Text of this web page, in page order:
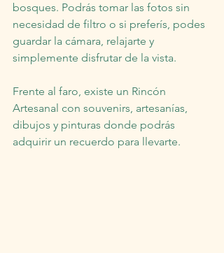
bosques. Podrás tomar las fotos sin
necesidad de filtro o si preferís, podes
guardar la cámara, relajarte y
simplemente disfrutar de la vista.
Frente al faro, existe un Rincón
Artesanal con souvenirs, artesanías,
dibujos y pinturas donde podrás
adquirir un recuerdo para llevarte.